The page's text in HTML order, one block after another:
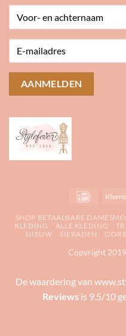
IDeal
SHOP BETAALBARE
KLEDING
ALLE KLEDING
NIEUW
SIERADEN
Copyright
De waardering van
Reviewsis 9.5/10